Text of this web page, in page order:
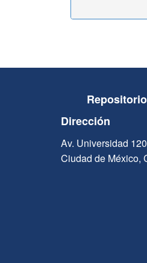
Dirección
Av. Universidad
Ciudad de México,